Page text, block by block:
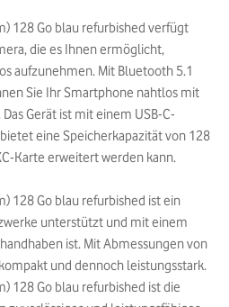
128 Go blau refurbished verfügt
die es Ihnen ermöglicht,
aufzunehmen. Mit Bluetooth 5.1
Sie Ihr Smartphone nahtlos mit
Gerät ist mit einem USB-C-
eine Speicherkapazität von 128
Karte erweitert werden kann.
128 Go blau refurbished ist ein
unterstützt und mit einem
ist. Mit Abmessungen von
und dennoch leistungsstark.
128 Go blau refurbished ist die